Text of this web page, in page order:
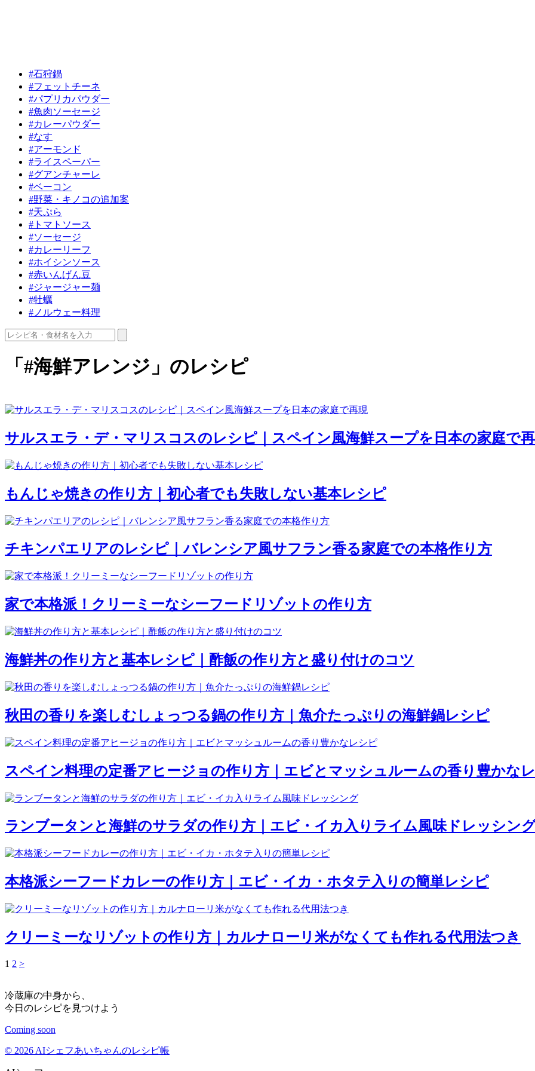
#石狩鍋
#フェットチーネ
#パプリカパウダー
#魚肉ソーセージ
#カレーパウダー
#なす
#アーモンド
#ライスペーパー
#グアンチャーレ
#ベーコン
#野菜・キノコの追加案
#天ぷら
#トマトソース
#ソーセージ
#カレーリーフ
#ホイシンソース
#赤いんげん豆
#ジャージャー麺
#牡蠣
#ノルウェー料理
「#海鮮アレンジ」のレシピ
サルスエラ・デ・マリスコスのレシピ｜スペイン風海鮮スープを日本の家庭で
もんじゃ焼きの作り方｜初心者でも失敗しない基本レシピ
チキンパエリアのレシピ｜バレンシア風サフラン香る家庭での本格作り方
家で本格派！クリーミーなシーフードリゾットの作り方
海鮮丼の作り方と基本レシピ｜酢飯の作り方と盛り付けのコツ
秋田の香りを楽しむしょっつる鍋の作り方｜魚介たっぷりの海鮮鍋レシピ
スペイン料理の定番アヒージョの作り方｜エビとマッシュルームの香り豊かな
ランブータンと海鮮のサラダの作り方｜エビ・イカ入りライム風味ドレッシン
本格派シーフードカレーの作り方｜エビ・イカ・ホタテ入りの簡単レシピ
クリーミーなリゾットの作り方｜カルナローリ米がなくても作れる代用法つき
1 2 >
冷蔵庫の中身から、
今日のレシピを見つけよう
Coming soon
© 2026 AIシェフあいちゃんのレシピ帳